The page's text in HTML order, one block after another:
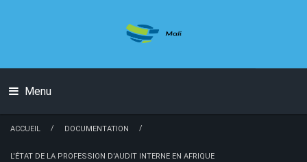
Menu
ACCUEIL / DOCUMENTATION /
L'ÉTAT DE LA PROFESSION D'AUDIT INTERNE EN AFRIQUE